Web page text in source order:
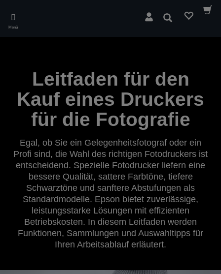
main
Menü
Suchen
Leitfaden für den
Kauf eines Druckers
für die Fotografie
Egal, ob Sie ein Gelegenheitsfotograf oder ein
Profi sind, die Wahl des richtigen Fotodruckers ist
entscheidend. Spezielle Fotodrucker liefern eine
bessere Qualität, sattere Farbtöne, tiefere
Schwarztöne und sanftere Abstufungen als
Standardmodelle. Epson bietet zuverlässige,
leistungsstarke Lösungen mit effizienten
Betriebskosten. In diesem Leitfaden werden
Funktionen, Sammlungen und Auswahltipps für
Ihren Arbeitsablauf erläutert.